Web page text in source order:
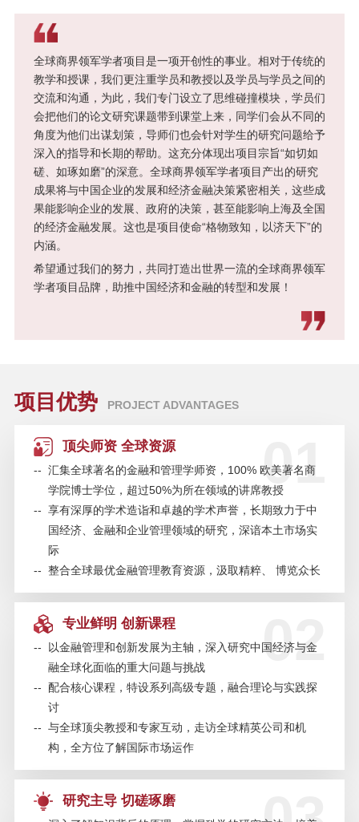
全球商界领军学者项目是一项开创性的事业。相对于传统的
教学和授课，我们更注重学员和教授以及学员与学员之间的
交流和沟通，为此，我们专门设立了思维碰撞模块，学员们
会把他们的论文研究课题带到课堂上来，同学们会从不同的
角度为他们出谋划策，导师们也会针对学生的研究问题给予
深入的指导和长期的帮助。这充分体现出项目宗旨“如切如
磋、如琢如磨”的深意。全球商界领军学者项目产出的研究
成果将与中国企业的发展和经济金融决策紧密相关，这些成
果能影响企业的发展、政府的决策，甚至能影响上海及全国
的经济金融发展。这也是项目使命“格物致知，以济天下”的
内涵。
希望通过我们的努力，共同打造出世界一流的全球商界领军
学者项目品牌，助推中国经济和金融的转型和发展！
项目优势 PROJECT ADVANTAGES
01
顶尖师资 全球资源
-- 汇集全球著名的金融和管理学师资，100% 欧美著名商
学院博士学位，超过50%为所在领域的讲席教授
-- 享有深厚的学术造诣和卓越的学术声誉，长期致力于中
国经济、金融和企业管理领域的研究，深谙本土市场实
际
-- 整合全球最优金融管理教育资源，汲取精粹、 博览众长
02
专业鲜明 创新课程
--
以金融管理和创新发展为主轴，深入研究中国经济与金
融全球化面临的重大问题与挑战
-- 配合核心课程，特设系列高级专题，融合理论与实践探
讨
-- 与全球顶尖教授和专家互动，走访全球精英公司和机
构，全方位了解国际市场运作
研究主导 切磋琢磨
E讲堂”第四期
“后疫情时代”的资本市场：价值、风
险与未来 | “高金E讲堂”第二期（可
回看）
左手战疫，右手复产：中国经济与
企业如何从“失序”到“有序” | “高金E
讲堂”首场直播
SAIF金融E沙龙 | 开发性金融与经
上海
SAIF开放课堂 | 中国对冲基金领军
人才课程-11月2日/上海
SAIF金融论坛·南京站 | 新时代金融
科技转型：赋能与创新——10月29
够发挥战略性的重大影响？——
《互惠资本主义》作者分享会
SAIF EMBA/EE 公开课 | 百年大变
局下的中国应对和战略抉择
SAIF金融EMBA/EE招生说明会—8
SAIF金融论坛·深圳站 | AI时代的金